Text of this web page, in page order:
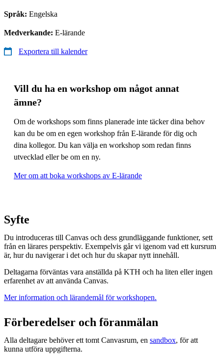
Språk: Engelska
Medverkande: E-lärande
Exportera till kalender
Vill du ha en workshop om något annat
ämne?
Om de workshops som finns planerade inte täcker dina behov
kan du be om en egen workshop från E-lärande för dig och
dina kollegor. Du kan välja en workshop som redan finns
utvecklad eller be om en ny.
Mer om att boka workshops av E-lärande
Syfte
Du introduceras till Canvas och dess grundläggande funktioner, sett
från en lärares perspektiv. Exempelvis går vi igenom vad ett kursrum
är, hur du navigerar i det och hur du skapar nytt innehåll.
Deltagarna förväntas vara anställda på KTH och ha liten eller ingen
erfarenhet av att använda Canvas.
Mer information och lärandemål för workshopen.
Förberedelser och föranmälan
Alla deltagare behöver ett tomt Canvasrum, en sandbox, för att
kunna utföra uppgifterna.